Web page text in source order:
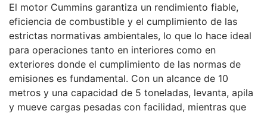
El motor Cummins garantiza un rendimiento fiable,
eficiencia de combustible y el cumplimiento de las
estrictas normativas ambientales, lo que lo hace ideal
para operaciones tanto en interiores como en
exteriores donde el cumplimiento de las normas de
emisiones es fundamental. Con un alcance de 10
metros y una capacidad de 5 toneladas, levanta, apila
y mueve cargas pesadas con facilidad, mientras que